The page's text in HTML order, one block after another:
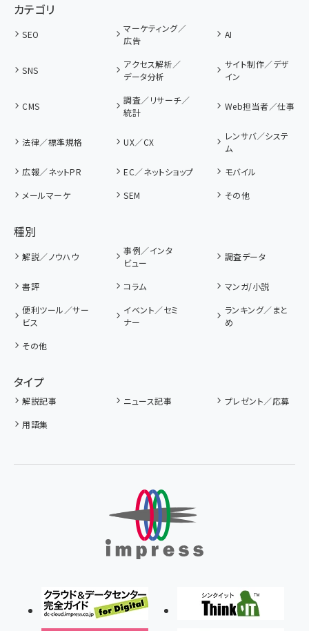
カテゴリ
SEO
マーケティング／
広告
AI
SNS
アクセス解析／
データ分析
サイト制作／デザ
イン
CMS
調査／リサーチ／
統計
Web担当者／仕事
法律／標準規格 UX／CX
レンサバ／システ
ム
広報／ネットPR
EC／ネットショップ
モバイル
メールマーケ
SEM その他
種別
解説／ノウハウ
事例／インタ
ビュー
調査データ
書評 コラム
マンガ/小説
便利ツール／サー
ビス
イベント／セミ
ナー
ランキング／まと
め
その他
タイプ
解説記事 ニュース記事
プレゼント／応募
用語集